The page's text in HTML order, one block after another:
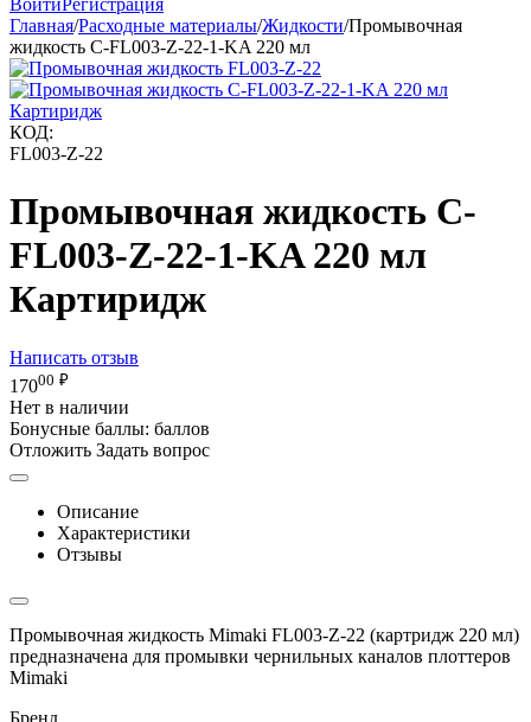
ВойтиРегистрация
Главная/Расходные материалы/Жидкости/Промывочная
жидкость C-FL003-Z-22-1-KA 220 мл
КОД:
FL003-Z-22
Промывочная жидкость C-
FL003-Z-22-1-KA 220 мл
Картиридж
Написать отзыв
17000 ₽
Нет в наличии
Бонусные баллы: баллов
Отложить Задать вопрос
Описание
Характеристики
Отзывы
Промывочная жидкость Mimaki FL003-Z-22 (картридж 220 мл)
предназначена для промывки чернильных каналов плоттеров
Mimaki